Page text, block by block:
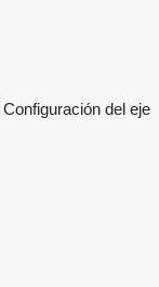
Configuración del eje